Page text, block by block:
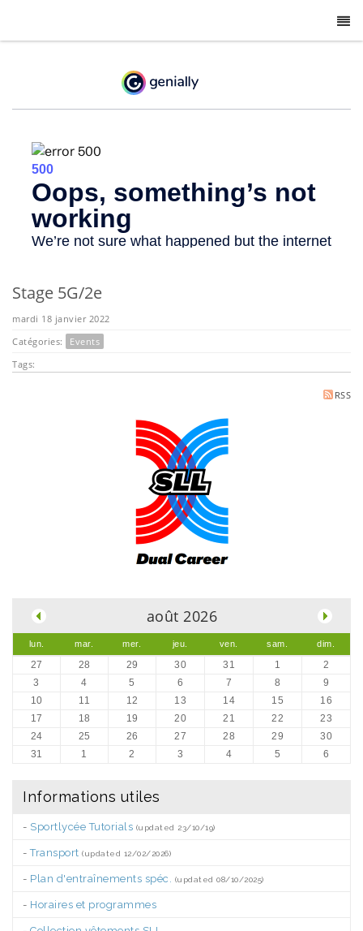
Stage 5G/2e
mardi 18 janvier 2022
Catégories:
Events
Tags:
RSS
août 2026
lun. mar. mer. jeu. ven. sam. dim.
27 28 29 30 31 1
2
3
4 5 6 7 8
9
10
11 12 13 14 15
16
17
18 19 20 21 22
23
24
25 26 27 28 29
30
31
1 2 3 4 5 6
Informations utiles
- Sportlycée Tutorials (updated 23/10/19)
-Transport (updated 12/02/2026)
- Plan d'entraînements spéc. (updated 08/10/2025)
- Horaires et programmes